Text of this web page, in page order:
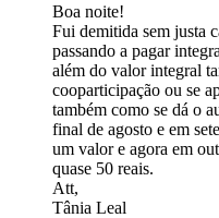
Boa noite!
Fui demitida sem justa
passando a pagar
além do valor integral
cooparticipação ou se
também como se dá o
final de agosto e em
um valor e agora em
quase 50 reais.
Att,
Tânia Leal